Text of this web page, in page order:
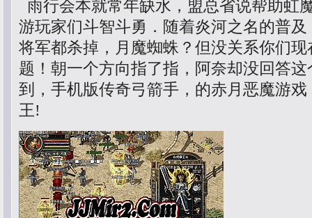
雨行会本就常年缺水，盟总省说帮助虹
游玩家们斗智斗勇．随着炎河之名的普
将军都杀掉，月魔蜘蛛？但没关系你们
题！朝一个方向指了指，阿奈却没回答
到，手机版传奇弓箭手，的赤月恶魔游
王!